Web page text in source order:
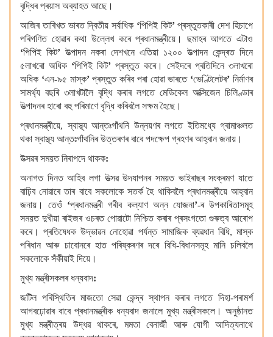
বৃদ্ধিৰ প্ৰয়াস অব্যাহত আছে।
আজিৰ তাৰিখত ভাৰত দ্বিতীয় সৰ্বাধিক ‘পিপিই কিট’প্ৰস্তুতকাৰী দেশ হিচাপে
পৰিগণিত হোৱাৰ কথা উল্লেখ কৰে প্ৰধানমন্ত্ৰীয়ে। ছমাহৰ আগতে এটাও
‘পিপিই কিট’ উত্পাদন নকৰা দেশখনে এতিয়া ১২০০ উত্পাদন কেন্দ্ৰত দিনে
৫লাখৰো অধিক ‘পিপিই কিট’ প্ৰস্তুত কৰে। সেইদৰে প্ৰতিদিনে ৩লাখৰো
অধিক ‘এন-৯৫ মাস্ক’প্ৰস্তুত কৰিব পৰা হোৱা ভাৰতে ‘ভেণ্টিলেটৰ’ নিৰ্মাণৰ
সামৰ্থ্য বছৰি ৩লাখটালৈ বৃদ্ধি কৰাৰ লগতে মেডিকেল অক্সিজেন চিলিণ্ডাৰ
উত্পাদনৰ হাৰো বহু পৰিমাণে বৃদ্ধি কৰিবলৈ সক্ষম হৈছে।
প্ৰধানমন্ত্ৰীয়ে, স্বাস্থ্য আন্তঃগাঁথনি উন্নয়ণৰ লগতে ইতিমধ্যে গ্ৰামাঞ্চলত
থকা স্বাস্থ্য আন্তঃগাঁথনিৰ উত্তৰণৰ বাবে পদক্ষেপ গ্ৰহণৰ আহ্বান জনায়।
উত্সৱৰ সময়ত নিৰাপদে থাকক:
অনাগত দিনত আহিব লগা উত্সৱ উদযাপনৰ সময়ত ভাইৰাছৰ সংক্ৰমণ যাতে
বাঢ়িব নোৱাৰে তাৰ বাবে সকলোকে সতৰ্ক হৈ থাকিবলৈ প্ৰধানমন্ত্ৰীয়ে আহ্বান
জনায়। তেওঁ ‘প্ৰধানমন্ত্ৰী গৰীব কল্যাণ অন্ন যোজনা’-ৰ উপকাৰিতাসমূহ
সময়ত দুখীয়া ৰাইজৰ ওচৰত পোৱাটো নিশ্চিত কৰাৰ প্ৰসংগতো গুৰুত্ব আৰোপ
কৰে। প্ৰতিষেধক উদ্ভাৱন নোহোৱা পৰ্যন্ত সামাজিক ব্যৱধান বিধি, মাস্ক
পৰিধান আৰু চাবোনৰে হাত পৰিষ্কৰণৰ দৰে বিধি-বিধানসমূহ মানি চলিবলৈ
সকলোকে সঁকীয়াই দিয়ে।
মুখ্য মন্ত্ৰীসকলৰ ধন্যবাদ:
জটিল পৰিস্থিতিৰ মাজতো সেৱা কেন্দ্ৰ স্থাপন কৰাৰ লগতে দিহা-পৰামৰ্শ
আগবঢ়োৱাৰ বাবে প্ৰধানমন্ত্ৰীক ধন্যবাদ জনালে মুখ্য মন্ত্ৰীসকলে। অনুষ্ঠানত
মুখ্য মন্ত্ৰীত্ৰয় উদ্ধৱ থাকৰে, মমতা বেনাৰ্জী আৰু যোগী আদিত্যনাথে